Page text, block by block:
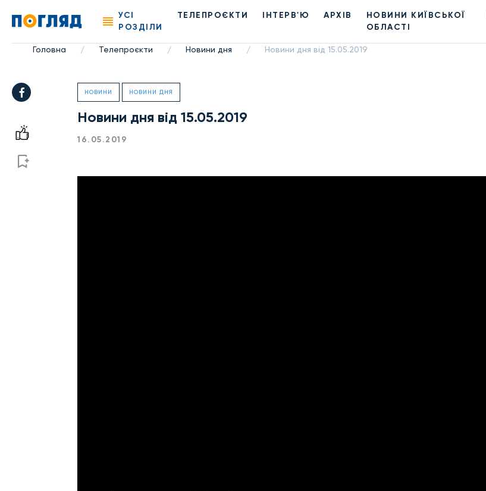
УСІ
РОЗДІЛИ
ТЕЛЕПРОЄКТИ ІНТЕРВ'Ю АРХІВ
НОВИНИ КИЇВСЬКОЇ
ОБЛАСТІ
Головна / Телепроєкти / Новини дня / Новини дня від 15.05.2019
НОВИНИ НОВИНИ ДНЯ
Новини дня від 15.05.2019
16.05.2019